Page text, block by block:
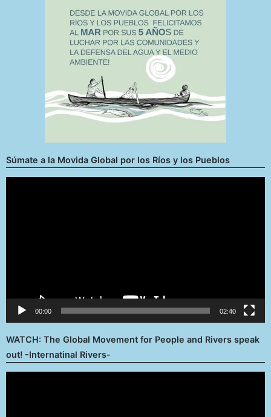
Súmate a la Movida Global por los Ríos y los Pueblos
00:00 02:40
WATCH: The Global Movement for People and Rivers speak
out! -Internatinal Rivers-